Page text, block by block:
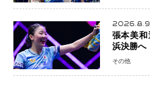
2026.8.9
張本美
浜決勝
撃破「こ
その他